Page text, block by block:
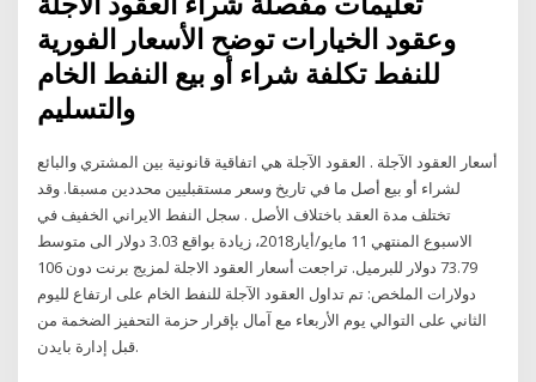
وعقود الخيارات توضح الأسعار الفورية
للنفط تكلفة شراء أو بيع النفط الخام
والتسليم
أسعار العقود الآجلة . العقود الآجلة هي اتفاقية قانونية بين المشتري والبائع
لشراء أو بيع أصل ما في تاريخ وسعر مستقبليين محددين مسبقا. وقد
تختلف مدة العقد باختلاف الأصل . سجل النفط الايراني الخفيف في
الاسبوع المنتهي 11 مايو/أيار2018، زيادة بواقع 3.03 دولار الى متوسط
73.79 دولار للبرميل. تراجعت أسعار العقود الاجلة لمزيج برنت دون 106
دولارات الملخص: تم تداول العقود الآجلة للنفط الخام على ارتفاع لليوم
الثاني على التوالي يوم الأربعاء مع آمال بإقرار حزمة التحفيز الضخمة من
قبل إدارة بايدن.